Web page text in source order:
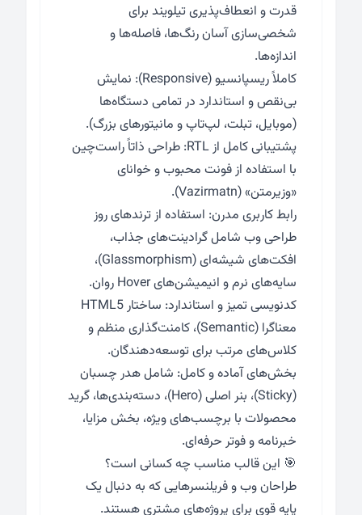
قدرت و انعطاف‌پذیری تیلویند برای
شخصی‌سازی آسان رنگ‌ها، فاصله‌ها و
اندازه‌ها.
کاملاً ریسپانسیو (Responsive): نمایش
بی‌نقص و استاندارد در تمامی دستگاه‌ها
(موبایل، تبلت، لپ‌تاپ و مانیتورهای بزرگ).
پشتیبانی کامل از RTL: طراحی ذاتاً راست‌چین
با استفاده از فونت محبوب و خوانای
«وزیرمتن» (Vazirmatn).
رابط کاربری مدرن: استفاده از ترندهای روز
طراحی وب شامل گرادینت‌های جذاب،
افکت‌های شیشه‌ای (Glassmorphism)،
سایه‌های نرم و انیمیشن‌های Hover روان.
کدنویسی تمیز و استاندارد: ساختار HTML5
معناگرا (Semantic)، کامنت‌گذاری منظم و
کلاس‌های مرتب برای توسعه‌دهندگان.
بخش‌های آماده و کامل: شامل هدر چسبان
(Sticky)، بنر اصلی (Hero)، دسته‌بندی‌ها، گرید
محصولات با برچسب‌های ویژه، بخش مزایا،
خبرنامه و فوتر حرفه‌ای.
🎯 این قالب مناسب چه کسانی است؟
طراحان وب و فریلنسرهایی که به دنبال یک
پایه قوی برای پروژه‌های مشتری هستند.